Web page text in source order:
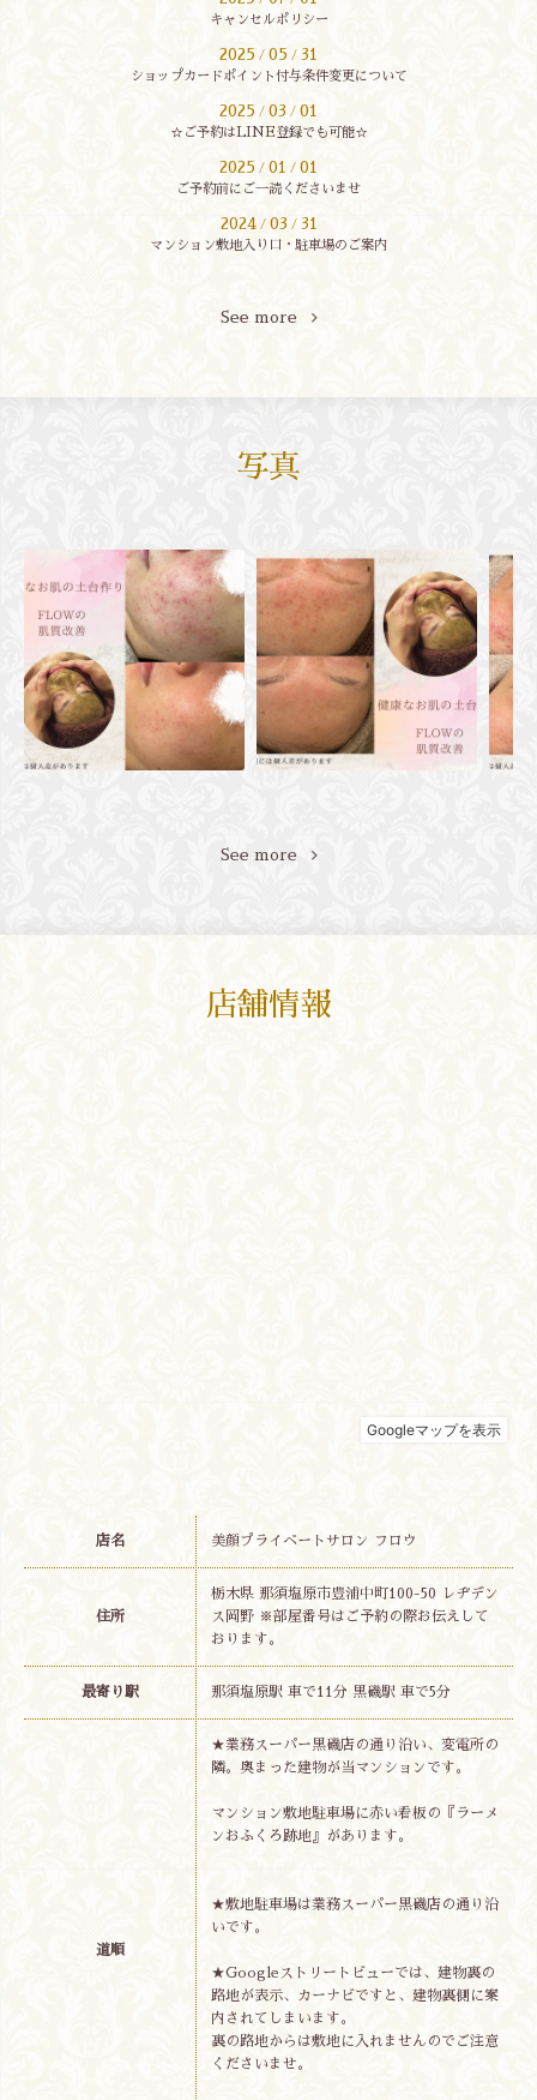
キャンセルポリシー
2025 / 05 / 31
ショップカードポイント付与条件変更について
2025 / 03 / 01
☆ご予約はLINE登録でも可能☆
2025 / 01 / 01
ご予約前にご一読くださいませ
2024 / 03 / 31
マンション敷地入り口・駐車場のご案内
See more
写真
See more
店舗情報
店名 美顔プライベートサロン フロウ
住所
栃木県 那須塩原市豊浦中町100-50 レヂデン
ス岡野 ※部屋番号はご予約の際お伝えして
おります。
最寄り駅 那須塩原駅 車で11分 黒磯駅 車で5分
道順
★業務スーパー黒磯店の通り沿い、変電所の
隣。奥まった建物が当マンションです。
マンション敷地駐車場に赤い看板の『ラーメ
ンおふくろ跡地』があります。
★敷地駐車場は業務スーパー黒磯店の通り沿
いです。
★Googleストリートビューでは、建物裏の
路地が表示、カーナビですと、建物裏側に案
内されてしまいます。
裏の路地からは敷地に入れませんのでご注意
くださいませ。